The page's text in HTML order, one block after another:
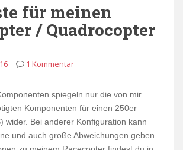
für meinen
/ Quadrocopter
1 Kommentar
spiegeln nur die von mir
Komponenten für einen 250er
wider. Bei anderer Konfiguration kann
und auch große Abweichungen geben.